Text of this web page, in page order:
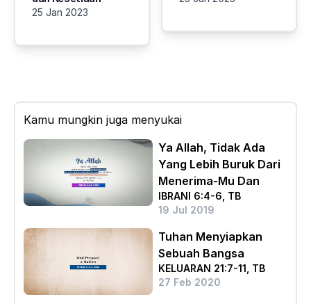
25 Jan 2023
Kamu mungkin juga menyukai
Ya Allah, Tidak Ada
Yang Lebih Buruk Dari
Menerima-Mu Dan
IBRANI 6:4-6, TB
19 Jul 2019
Tuhan Menyiapkan
Sebuah Bangsa
KELUARAN 21:7-11, TB
27 Feb 2020